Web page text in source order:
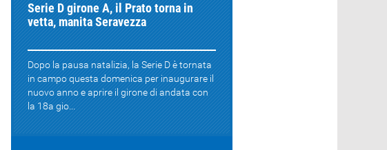
Serie D girone A, il Prato torna in
vetta, manita Seravezza
Dopo la pausa natalizia, la Serie D è tornata
in campo questa domenica per inaugurare il
nuovo anno e aprire il girone di andata con
la 18a gio...